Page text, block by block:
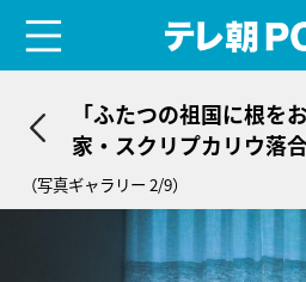
「ふたつの祖国に根を
家・スクリプカリウ落
る“土地”と“人”の結びつ
（写真ギャラリー 2/9）